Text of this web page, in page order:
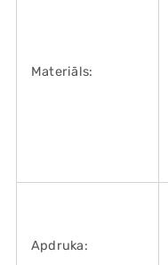
Materiāls:
Apdruka: